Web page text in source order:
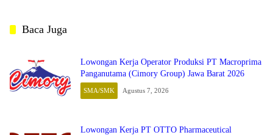
Baca Juga
Lowongan Kerja Operator Produksi PT Macroprima
Panganutama (Cimory Group) Jawa Barat 2026
SMA/SMK Agustus 7, 2026
Lowongan Kerja PT OTTO Pharmaceutical